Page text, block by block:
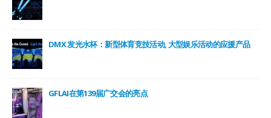
DMX 发光水杯：新型体育竞技活动, 大型娱乐活动的应援产品
GFLAI在第139届广交会的亮点